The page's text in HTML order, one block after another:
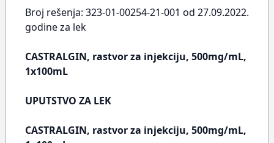
Broj rešenja: 323-01-00254-21-001 od 27.09.2022.
godine za lek
CASTRALGIN, rastvor za injekciju, 500mg/mL,
1x100mL
UPUTSTVO ZA LEK
CASTRALGIN, rastvor za injekciju, 500mg/mL,